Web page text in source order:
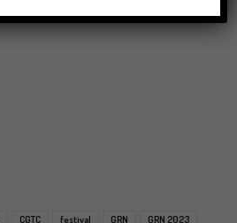
CGTC festival GRN
GRN 2023